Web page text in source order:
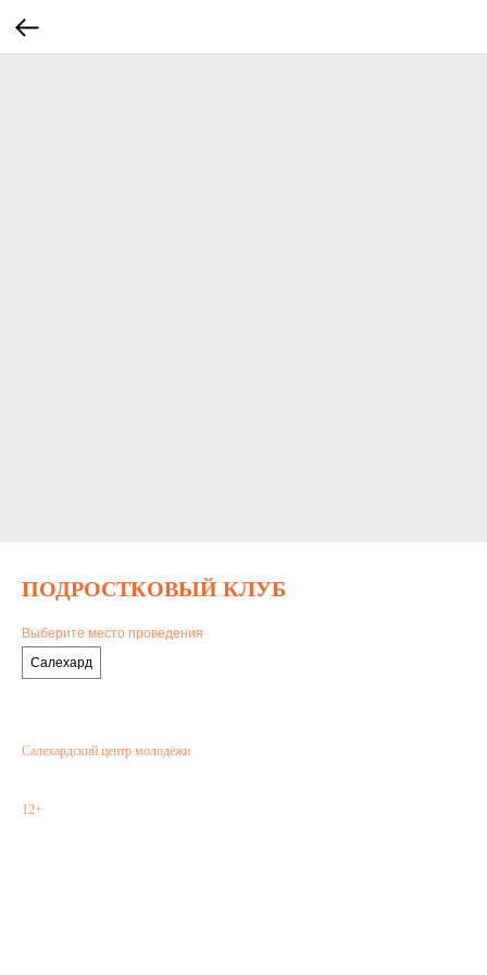
ПОДРОСТКОВЫЙ КЛУБ
Выберите место проведения
Салехард
Салехардский центр молодёжи
12+